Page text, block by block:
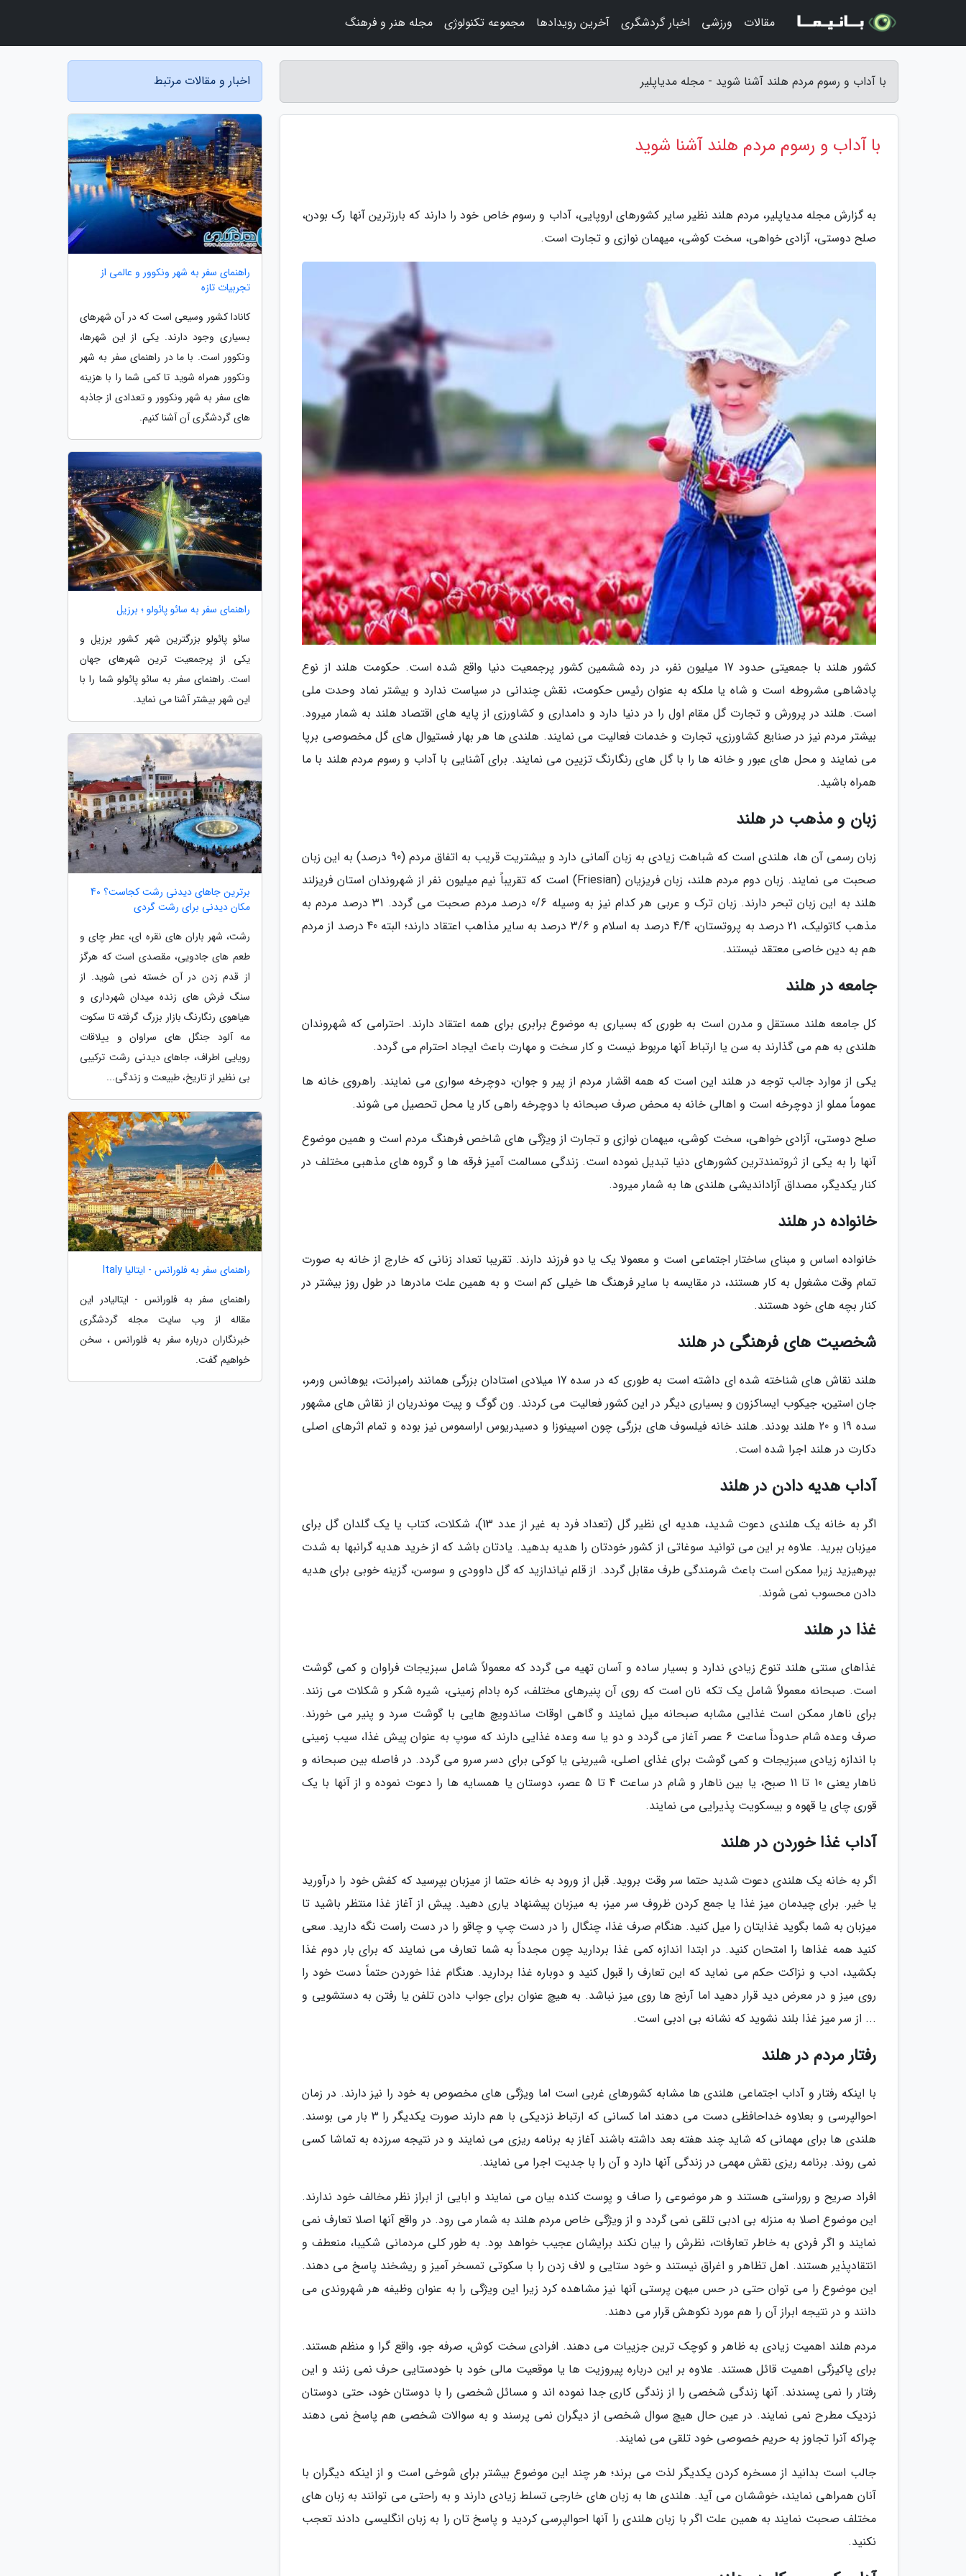
با آداب و رسوم مردم هلند آشنا شوید - مجله مدیاپلیر
با آداب و رسوم مردم هلند آشنا شوید
به گزارش مجله مدیاپلیر، مردم هلند نظیر سایر کشورهای اروپایی، آداب و رسوم خاص خود را دارند که بارزترین آنها رک بودن،
صلح دوستی، آزادی خواهی، سخت کوشی، میهمان نوازی و تجارت است.
کشور هلند با جمعیتی حدود 17 میلیون نفر، در رده ششمین کشور پرجمعیت دنیا واقع شده است. حکومت هلند از نوع
پادشاهی مشروطه است و شاه یا ملکه به عنوان رئیس حکومت، نقش چندانی در سیاست ندارد و بیشتر نماد وحدت ملی
است. هلند در پرورش و تجارت گل مقام اول را در دنیا دارد و دامداری و کشاورزی از پایه های اقتصاد هلند به شمار میرود.
بیشتر مردم نیز در صنایع کشاورزی، تجارت و خدمات فعالیت می نمایند. هلندی ها هر بهار فستیوال های گل مخصوصی برپا
می نمایند و محل های عبور و خانه ها را با گل های رنگارنگ تزیین می نمایند. برای آشنایی با آداب و رسوم مردم هلند با ما
همراه باشید.
زبان و مذهب در هلند
زبان رسمی آن ها، هلندی است که شباهت زیادی به زبان آلمانی دارد و بیشتریت قریب به اتفاق مردم (90 درصد) به این زبان
صحبت می نمایند. زبان دوم مردم هلند، زبان فریزیان (Friesian) است که تقریباً نیم میلیون نفر از شهروندان استان فریزلند
هلند به این زبان تبحر دارند. زبان ترک و عربی هر کدام نیز به وسیله 0/6 درصد مردم صحبت می گردد. 31 درصد مردم به
مذهب کاتولیک، 21 درصد به پروتستان، 4/4 درصد به اسلام و 3/6 درصد به سایر مذاهب اعتقاد دارند؛ البته 40 درصد از مردم
هم به دین خاصی معتقد نیستند.
جامعه در هلند
کل جامعه هلند مستقل و مدرن است به طوری که بسیاری به موضوع برابری برای همه اعتقاد دارند. احترامی که شهروندان
هلندی به هم می گذارند به سن یا ارتباط آنها مربوط نیست و کار سخت و مهارت باعث ایجاد احترام می گردد.
یکی از موارد جالب توجه در هلند این است که همه اقشار مردم از پیر و جوان، دوچرخه سواری می نمایند. راهروی خانه ها
عموماً مملو از دوچرخه است و اهالی خانه به محض صرف صبحانه با دوچرخه راهی کار یا محل تحصیل می شوند.
صلح دوستی، آزادی خواهی، سخت کوشی، میهمان نوازی و تجارت از ویژگی های شاخص فرهنگ مردم است و همین موضوع
آنها را به یکی از ثروتمندترین کشورهای دنیا تبدیل نموده است. زندگی مسالمت آمیز فرقه ها و گروه های مذهبی مختلف در
کنار یکدیگر، مصداق آزاداندیشی هلندی ها به شمار میرود.
خانواده در هلند
خانواده اساس و مبنای ساختار اجتماعی است و معمولا یک یا دو فرزند دارند. تقریبا تعداد زنانی که خارج از خانه به صورت
تمام وقت مشغول به کار هستند، در مقایسه با سایر فرهنگ ها خیلی کم است و به همین علت مادرها در طول روز بیشتر در
کنار بچه های خود هستند.
شخصیت های فرهنگی در هلند
هلند نقاش های شناخته شده ای داشته است به طوری که در سده 17 میلادی استادان بزرگی همانند رامبرانت، یوهانس ورمر،
جان استین، جیکوب ایساکزون و بسیاری دیگر در این کشور فعالیت می کردند. ون گوگ و پیت موندریان از نقاش های مشهور
سده 19 و 20 هلند بودند. هلند خانه فیلسوف های بزرگی چون اسپینوزا و دسیدریوس اراسموس نیز بوده و تمام اثرهای اصلی
دکارت در هلند اجرا شده است.
آداب هدیه دادن در هلند
اگر به خانه یک هلندی دعوت شدید، هدیه ای نظیر گل (تعداد فرد به غیر از عدد 13)، شکلات، کتاب یا یک گلدان گل برای
میزبان ببرید. علاوه بر این می توانید سوغاتی از کشور خودتان را هدیه بدهید. یادتان باشد که از خرید هدیه گرانبها به شدت
بپرهیزید زیرا ممکن است باعث شرمندگی طرف مقابل گردد. از قلم نیاندازید که گل داوودی و سوسن، گزینه خوبی برای هدیه
دادن محسوب نمی شوند.
غذا در هلند
غذاهای سنتی هلند تنوع زیادی ندارد و بسیار ساده و آسان تهیه می گردد که معمولاً شامل سبزیجات فراوان و کمی گوشت
است. صبحانه معمولاً شامل یک تکه نان است که روی آن پنیرهای مختلف، کره بادام زمینی، شیره شکر و شکلات می زنند.
برای ناهار ممکن است غذایی مشابه صبحانه میل نمایند و گاهی اوقات ساندویچ هایی با گوشت سرد و پنیر می خورند.
صرف وعده شام حدوداً ساعت 6 عصر آغاز می گردد و دو یا سه وعده غذایی دارند که سوپ به عنوان پیش غذا، سیب زمینی
با اندازه زیادی سبزیجات و کمی گوشت برای غذای اصلی، شیرینی یا کوکی برای دسر سرو می گردد. در فاصله بین صبحانه و
ناهار یعنی 10 تا 11 صبح، یا بین ناهار و شام در ساعت 4 تا 5 عصر، دوستان یا همسایه ها را دعوت نموده و از آنها با یک
قوری چای یا قهوه و بیسکویت پذیرایی می نمایند.
آداب غذا خوردن در هلند
اگر به خانه یک هلندی دعوت شدید حتما سر وقت بروید. قبل از ورود به خانه حتما از میزبان بپرسید که کفش خود را درآورید
یا خیر. برای چیدمان میز غذا یا جمع کردن ظروف سر میز، به میزبان پیشنهاد یاری دهید. پیش از آغاز غذا منتظر باشید تا
میزبان به شما بگوید غذایتان را میل کنید. هنگام صرف غذا، چنگال را در دست چپ و چاقو را در دست راست نگه دارید. سعی
کنید همه غذاها را امتحان کنید. در ابتدا اندازه کمی غذا بردارید چون مجدداً به شما تعارف می نمایند که برای بار دوم غذا
بکشید، ادب و نزاکت حکم می نماید که این تعارف را قبول کنید و دوباره غذا بردارید. هنگام غذا خوردن حتماً دست خود را
روی میز و در معرض دید قرار دهید اما آرنج ها روی میز نباشد. به هیچ عنوان برای جواب دادن تلفن یا رفتن به دستشویی و
... از سر میز غذا بلند نشوید که نشانه بی ادبی است.
رفتار مردم در هلند
با اینکه رفتار و آداب اجتماعی هلندی ها مشابه کشورهای غربی است اما ویژگی های مخصوص به خود را نیز دارند. در زمان
احوالپرسی و بعلاوه خداحافظی دست می دهند اما کسانی که ارتباط نزدیکی با هم دارند صورت یکدیگر را 3 بار می بوسند.
هلندی ها برای مهمانی که شاید چند هفته بعد داشته باشند آغاز به برنامه ریزی می نمایند و در نتیجه سرزده به تماشا کسی
نمی روند. برنامه ریزی نقش مهمی در زندگی آنها دارد و آن را با جدیت اجرا می نمایند.
افراد صریح و روراستی هستند و هر موضوعی را صاف و پوست کنده بیان می نمایند و ابایی از ابراز نظر مخالف خود ندارند.
این موضوع اصلا به منزله بی ادبی تلقی نمی گردد و از ویژگی خاص مردم هلند به شمار می رود. در واقع آنها اصلا تعارف نمی
نمایند و اگر فردی به خاطر تعارفات، نظرش را بیان نکند برایشان عجیب خواهد بود. به طور کلی مردمانی شکیبا، منعطف و
انتقادپذیر هستند. اهل تظاهر و اغراق نیستند و خود ستایی و لاف زدن را با سکوتی تمسخر آمیز و ریشخند پاسخ می دهند.
این موضوع را می توان حتی در حس میهن پرستی آنها نیز مشاهده کرد زیرا این ویژگی را به عنوان وظیفه هر شهروندی می
دانند و در نتیجه ابراز آن را هم مورد نکوهش قرار می دهند.
مردم هلند اهمیت زیادی به ظاهر و کوچک ترین جزییات می دهند. افرادی سخت کوش، صرفه جو، واقع گرا و منظم هستند.
برای پاکیزگی اهمیت قائل هستند. علاوه بر این درباره پیروزیت ها یا موقعیت مالی خود با خودستایی حرف نمی زنند و این
رفتار را نمی پسندند. آنها زندگی شخصی را از زندگی کاری جدا نموده اند و مسائل شخصی را با دوستان خود، حتی دوستان
نزدیک مطرح نمی نمایند. در عین حال هیچ سوال شخصی از دیگران نمی پرسند و به سوالات شخصی هم پاسخ نمی دهند
چراکه آنرا تجاوز به حریم خصوصی خود تلقی می نمایند.
جالب است بدانید از مسخره کردن یکدیگر لذت می برند؛ هر چند این موضوع بیشتر برای شوخی است و از اینکه دیگران با
آنان همراهی نمایند، خوششان می آید. هلندی ها به زبان های خارجی تسلط زیادی دارند و به راحتی می توانند به زبان های
مختلف صحبت نمایند به همین علت اگر با زبان هلندی را آنها احوالپرسی کردید و پاسخ تان را به زبان انگلیسی دادند تعجب
نکنید.
اخبار و مقالات مرتبط
راهنمای سفر به شهر ونکوور و عالمی از
تجربیات تازه
کانادا کشور وسیعی است که در آن شهرهای
بسیاری وجود دارند. یکی از این شهرها،
ونکوور است. با ما در راهنمای سفر به شهر
ونکوور همراه شوید تا کمی شما را با هزینه
های سفر به شهر ونکوور و تعدادی از جاذبه
های گردشگری آن آشنا کنیم.
راهنمای سفر به سائو پائولو ؛ برزیل
سائو پائولو بزرگترین شهر کشور برزیل و
یکی از پرجمعیت ترین شهرهای جهان
است. راهنمای سفر به سائو پائولو شما را با
این شهر بیشتر آشنا می نماید.
برترین جاهای دیدنی رشت کجاست؟ 40
مکان دیدنی برای رشت گردی
رشت، شهر باران های نقره ای، عطر چای و
طعم های جادویی، مقصدی است که هرگز
از قدم زدن در آن خسته نمی شوید. از
سنگ فرش های زنده میدان شهرداری و
هیاهوی رنگارنگ بازار بزرگ گرفته تا سکوت
مه آلود جنگل های سراوان و ییلاقات
رویایی اطراف، جاهای دیدنی رشت ترکیبی
بی نظیر از تاریخ، طبیعت و زندگی...
راهنمای سفر به فلورانس - ایتالیا Italy
راهنمای سفر به فلورانس - ایتالیادر این
مقاله از وب سایت مجله گردشگری
خبرنگاران درباره سفر به فلورانس ، سخن
خواهیم گفت.
مقالات ورزشی اخبار گردشگری آخرین رویدادها مجموعه تکنولوژی مجله هنر و فرهنگ